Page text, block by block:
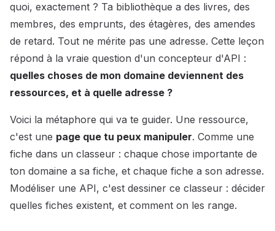
quoi, exactement ? Ta bibliothèque a des livres, des
membres, des emprunts, des étagères, des amendes
de retard. Tout ne mérite pas une adresse. Cette leçon
répond à la vraie question d'un concepteur d'API :
quelles choses de mon domaine deviennent des
ressources, et à quelle adresse ?
Voici la métaphore qui va te guider. Une ressource,
c'est une page que tu peux manipuler. Comme une
fiche dans un classeur : chaque chose importante de
ton domaine a sa fiche, et chaque fiche a son adresse.
Modéliser une API, c'est dessiner ce classeur : décider
quelles fiches existent, et comment on les range.